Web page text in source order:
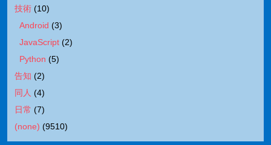
技術 (10)
Android (3)
JavaScript (2)
Python (5)
告知 (2)
同人 (4)
日常 (7)
(none) (9510)